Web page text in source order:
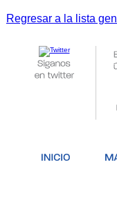
Regresar a la lista